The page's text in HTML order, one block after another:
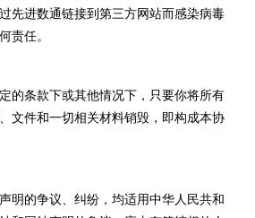
先进数通链接到第三方网站而感染病毒
责任。
的条款下或其他情况下，只要你将所有
文件和一切相关材料销毁，即构成本协
明的争议、纠纷，均适用中华人民共和